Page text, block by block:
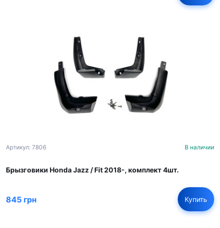
Артикул: 7806 В наличии
Брызговики Honda Jazz / Fit 2018-, комплект 4шт.
845 грн Купить